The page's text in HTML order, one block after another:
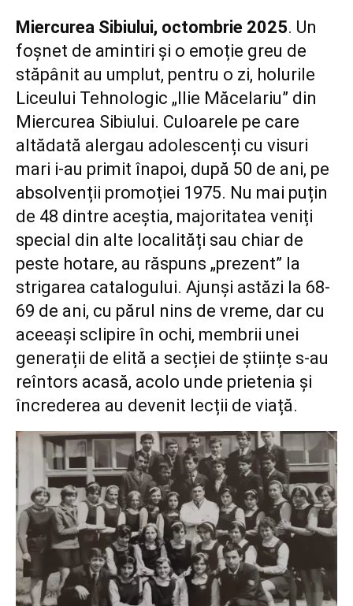
Miercurea Sibiului, octombrie 2025. Un
foșnet de amintiri și o emoție greu de
stăpânit au umplut, pentru o zi, holurile
Liceului Tehnologic „Ilie Măcelariu” din
Miercurea Sibiului. Culoarele pe care
altădată alergau adolescenți cu visuri
mari i-au primit înapoi, după 50 de ani, pe
absolvenții promoției 1975. Nu mai puțin
de 48 dintre aceștia, majoritatea veniți
special din alte localități sau chiar de
peste hotare, au răspuns „prezent” la
strigarea catalogului. Ajunși astăzi la 68-
69 de ani, cu părul nins de vreme, dar cu
aceeași sclipire în ochi, membrii unei
generații de elită a secției de științe s-au
reîntors acasă, acolo unde prietenia și
încrederea au devenit lecții de viață.